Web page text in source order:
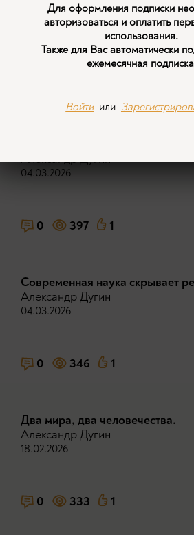
Империя и пять королей.
глазами Запада.
Александр Дугин
19.03.2026
Александр Дугин
04.03.2026
0 397 1
Современная наука скрывает
Александр Дугин
04.03.2026
0 346 1
Два мира, два человечества.
Александр Дугин
18.02.2026
0 333 1
Для оформления подписки
авторизоваться и оплатить
использования.
Также для Вас автоматически
ежемесячная
Войти или